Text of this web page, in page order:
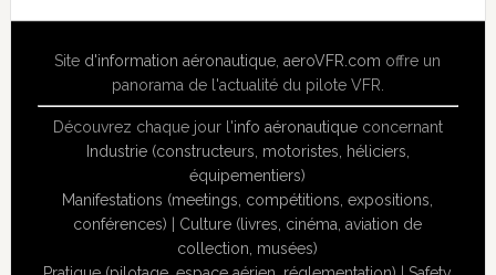
Site d'information aéronautique,aeroVFR.com offre un
panorama de l'actualité du pilote VFR.
Découvrez chaque jour l'info aéronautiqueconcernant
Industrie (constructeurs, motoristes, héliciers,
équipementiers)
Manifestations (meetings, compétitions, expositions,
conférences)
Culture (livres, cinéma, aviation de
collection, musées)